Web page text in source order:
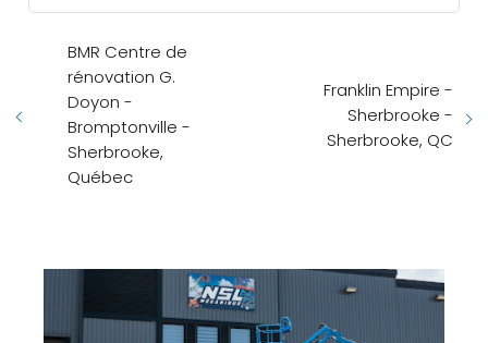
BMR Centre de
rénovation G.
Doyon -
Bromptonville -
Sherbrooke,
Québec
Franklin Empire -
Sherbrooke -
Sherbrooke, QC